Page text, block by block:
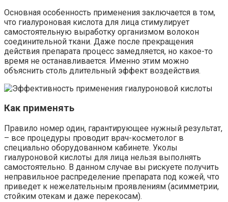
Основная особенность применения заключается в том,
что гиалуроновая кислота для лица стимулирует
самостоятельную выработку организмом волокон
соединительной ткани. Даже после прекращения
действия препарата процесс замедляется, но какое-то
время не останавливается. Именно этим можно
объяснить столь длительный эффект воздействия.
Как применять
Правило номер один, гарантирующее нужный результат,
– все процедуры проводит врач-косметолог в
специально оборудованном кабинете. Уколы
гиалуроновой кислоты для лица нельзя выполнять
самостоятельно. В данном случае вы рискуете получить
неправильное распределение препарата под кожей, что
приведет к нежелательным проявлениям (асимметрии,
стойким отекам и даже перекосам).